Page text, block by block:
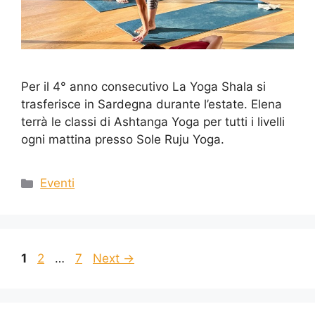
Per il 4° anno consecutivo La Yoga Shala si
trasferisce in Sardegna durante l’estate. Elena
terrà le classi di Ashtanga Yoga per tutti i livelli
ogni mattina presso Sole Ruju Yoga.
Eventi
1 2 … 7 Next →